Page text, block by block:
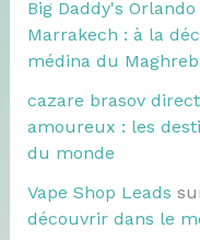
Big Daddy's Orlando
Marrakech : à la
médina du Maghreb
cazare brasov
amoureux : les
du monde
Vape Shop Leads
découvrir dans le